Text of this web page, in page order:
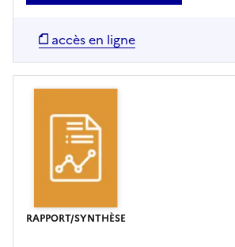
accès en ligne
RAPPORT/SYNTHÈSE